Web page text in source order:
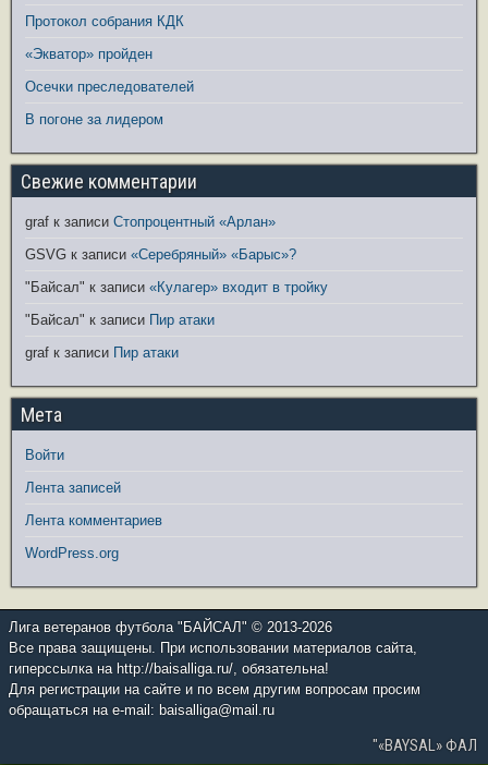
Протокол собрания КДК
«Экватор» пройден
Осечки преследователей
В погоне за лидером
Свежие комментарии
graf к записи Стопроцентный «Арлан»
GSVG к записи «Серебряный» «Барыс»?
"Байсал" к записи «Кулагер» входит в тройку
"Байсал" к записи Пир атаки
graf к записи Пир атаки
Мета
Войти
Лента записей
Лента комментариев
WordPress.org
Лига ветеранов футбола "БАЙСАЛ" © 2013-2026
Все права защищены. При использовании материалов сайта,
гиперссылка на http://baisalliga.ru/, обязательна!
Для регистрации на сайте и по всем другим вопросам просим
обращаться на e-mail: baisalliga@mail.ru
"«BAYSAL» ФАЛ